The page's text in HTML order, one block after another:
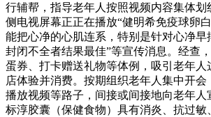
行辅帮，指导老年人按照视频内容集体划
侧电视屏幕正正在播放“健明希免疫球卵
能把心净的心肌连系，特别是针对心净早
封闭不全者结果最佳”等宣传消息。经查
蛋券、打卡赠送礼物等体例，吸引老年人
店体验并消费。按期组织老年人集中开
播放视频等路子，间接或间接地向老年人
标淳胶囊（保健食物）具有消炎、抗过敏